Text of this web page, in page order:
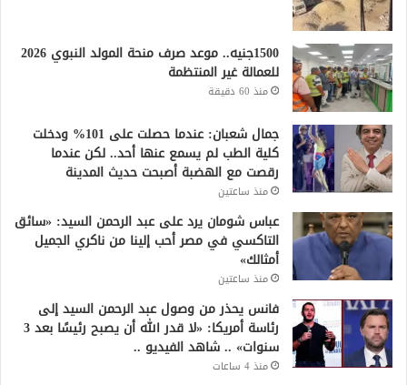
1500جنيه.. موعد صرف منحة المولد النبوي 2026
للعمالة غير المنتظمة
منذ 60 دقيقة
جمال شعبان: عندما حصلت على 101% ودخلت
كلية الطب لم يسمع عنها أحد.. لكن عندما
رقصت مع الهضبة أصبحت حديث المدينة
منذ ساعتين
عباس شومان يرد على عبد الرحمن السيد: «سائق
التاكسي في مصر أحب إلينا من ناكري الجميل
أمثالك»
منذ ساعتين
فانس يحذر من وصول عبد الرحمن السيد إلى
رئاسة أمريكا: «لا قدر الله أن يصبح رئيسًا بعد 3
سنوات» .. شاهد الفيديو ..
منذ 4 ساعات